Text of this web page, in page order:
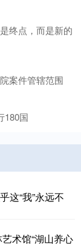
终点，而是新的
案件管辖范围
180国
这“我”永远不
术馆“湖山养心